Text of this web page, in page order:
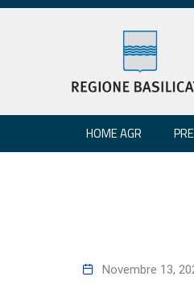
HOME AGR
Novembre 13,